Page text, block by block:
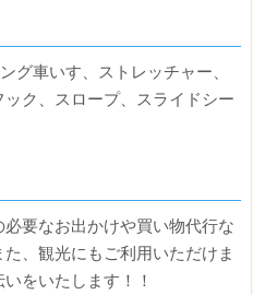
グ車いす、ストレッチャー、
ク、スロープ、スライドシー
要なお出かけや買い物代行な
、観光にもご利用いただけま
をいたします！！